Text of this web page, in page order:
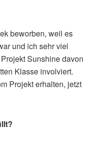
beworben, weil es
und ich sehr viel
Sunshine davon
Klasse involviert.
Projekt erhalten, jetzt